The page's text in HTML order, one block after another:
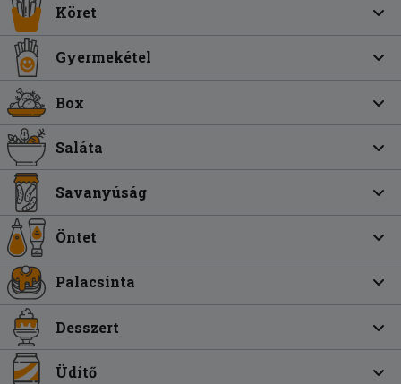
Köret
Gyermekétel
Box
Saláta
Savanyúság
Öntet
Palacsinta
Desszert
Üdítő